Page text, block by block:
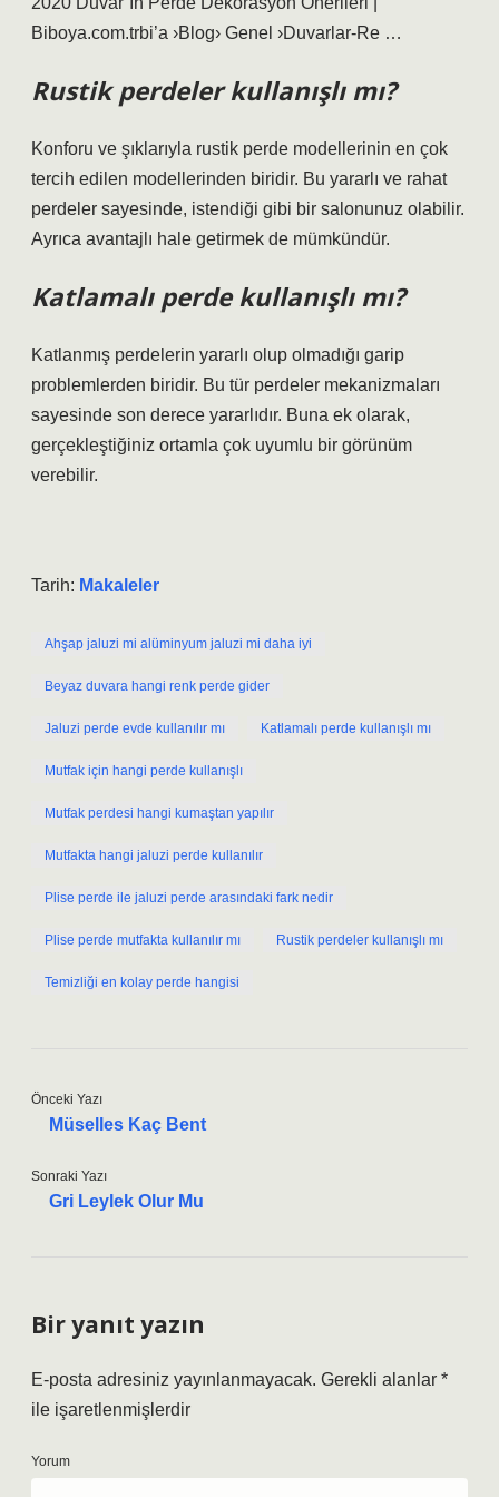
Biboya.com.trbi’a ›Blog› Genel ›Duvarlar-Re …
Rustik perdeler kullanışlı mı?
Konforu ve şıklarıyla rustik perde modellerinin en çok
tercih edilen modellerinden biridir. Bu yararlı ve rahat
perdeler sayesinde, istendiği gibi bir salonunuz olabilir.
Ayrıca avantajlı hale getirmek de mümkündür.
Katlamalı perde kullanışlı mı?
Katlanmış perdelerin yararlı olup olmadığı garip
problemlerden biridir. Bu tür perdeler mekanizmaları
sayesinde son derece yararlıdır. Buna ek olarak,
gerçekleştiğiniz ortamla çok uyumlu bir görünüm
verebilir.
Tarih: Makaleler
Ahşap jaluzi mi alüminyum jaluzi mi daha iyi
Beyaz duvara hangi renk perde gider
Jaluzi perde evde kullanılır mı Katlamalı perde kullanışlı mı
Mutfak için hangi perde kullanışlı
Mutfak perdesi hangi kumaştan yapılır
Mutfakta hangi jaluzi perde kullanılır
Plise perde ile jaluzi perde arasındaki fark nedir
Plise perde mutfakta kullanılır mı Rustik perdeler kullanışlı mı
Temizliği en kolay perde hangisi
Önceki Yazı
Müselles Kaç Bent
Sonraki Yazı
Gri Leylek Olur Mu
Bir yanıt yazın
E-posta adresiniz yayınlanmayacak. Gerekli alanlar *
ile işaretlenmişlerdir
Yorum